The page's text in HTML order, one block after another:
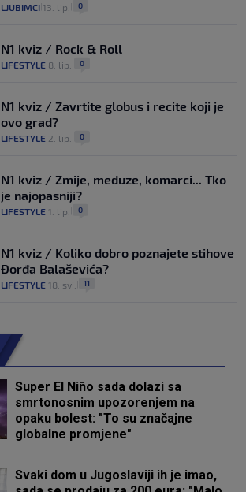
LJUBIMCI 13. lip. 0
N1 kviz / Rock & Roll
LIFESTYLE 8. lip. 0
N1 kviz / Zavrtite globus i recite koji je
ovo grad?
LIFESTYLE 2. lip. 0
N1 kviz / Zmije, meduze, komarci... Tko
je najopasniji?
LIFESTYLE 1. lip. 0
N1 kviz / Koliko dobro poznajete stihove
Đorđa Balaševića?
LIFESTYLE 18. svi. 11
Super El Niño sada dolazi sa
smrtonosnim upozorenjem na
opaku bolest: "To su značajne
globalne promjene"
Svaki dom u Jugoslaviji ih je imao,